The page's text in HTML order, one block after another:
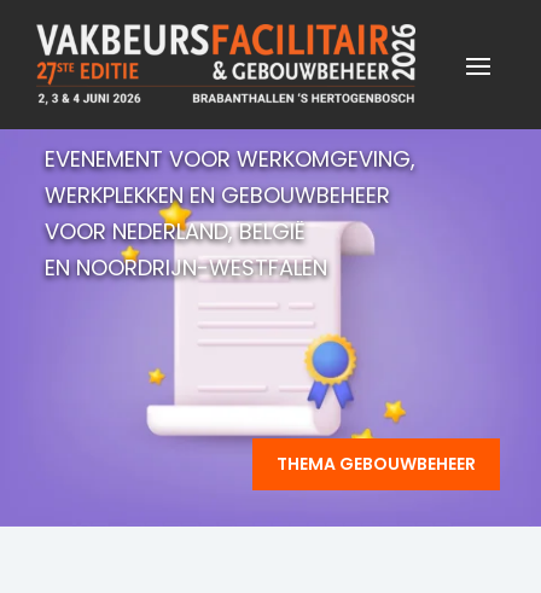
EVENEMENT VOOR WERKOMGEVING,
WERKPLEKKEN EN GEBOUWBEHEER
VOOR NEDERLAND, BELGIË
EN NOORDRIJN-WESTFALEN
THEMA GEBOUWBEHEER